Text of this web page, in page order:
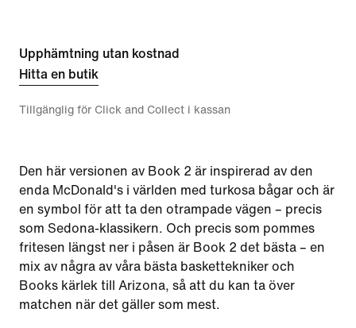
Upphämtning utan kostnad
Hitta en butik
Tillgänglig för Click and Collect i kassan
Den här versionen av Book 2 är inspirerad av den
enda McDonald's i världen med turkosa bågar och är
en symbol för att ta den otrampade vägen – precis
som Sedona-klassikern. Och precis som pommes
fritesen längst ner i påsen är Book 2 det bästa – en
mix av några av våra bästa baskettekniker och
Books kärlek till Arizona, så att du kan ta över
matchen när det gäller som mest.